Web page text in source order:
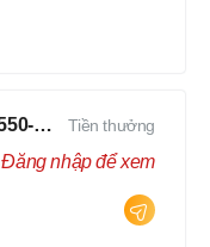
Kỹ sư cầu nối (BrSE, N1/N2)_ 550-750Man
Tiền thưởng
Đăng nhập để xem